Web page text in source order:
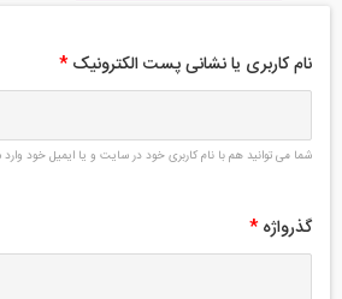
نام کاربری یا نشانی پست الکترونیک *
شما می توانید هم با نام کاربری خود در سایت و یا ایمیل خود
گذرواژه *